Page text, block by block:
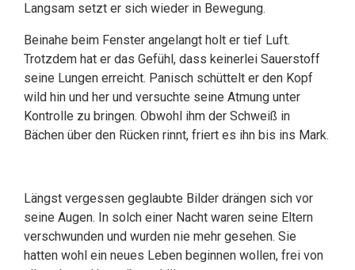
Langsam setzt er sich wieder in Bewegung.
Beinahe beim Fenster angelangt holt er tief Luft.
Trotzdem hat er das Gefühl, dass keinerlei Sauerstoff
seine Lungen erreicht. Panisch schüttelt er den Kopf
wild hin und her und versuchte seine Atmung unter
Kontrolle zu bringen. Obwohl ihm der Schweiß in
Bächen über den Rücken rinnt, friert es ihn bis ins Mark.
Längst vergessen geglaubte Bilder drängen sich vor
seine Augen. In solch einer Nacht waren seine Eltern
verschwunden und wurden nie mehr gesehen. Sie
hatten wohl ein neues Leben beginnen wollen, frei von